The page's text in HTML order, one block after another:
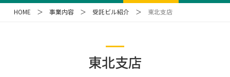
HOME ＞ 事業内容＞ 受託ビル紹介 ＞ 東北支店
東北支店